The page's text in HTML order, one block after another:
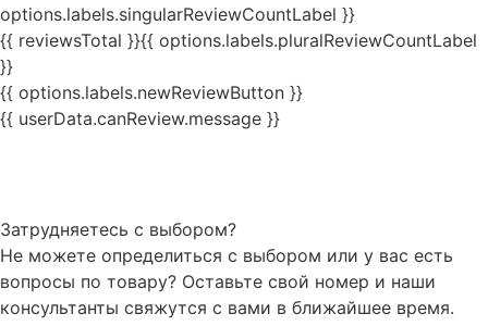
options.labels.singularReviewCountLabel }}
{{ reviewsTotal }}{{ options.labels.pluralReviewCountLabel
}}
{{ options.labels.newReviewButton }}
{{ userData.canReview.message }}
Затрудняетесь с выбором?
Не можете определиться с выбором или у вас есть
вопросы по товару? Оставьте свой номер и наши
консультанты свяжутся с вами в ближайшее время.